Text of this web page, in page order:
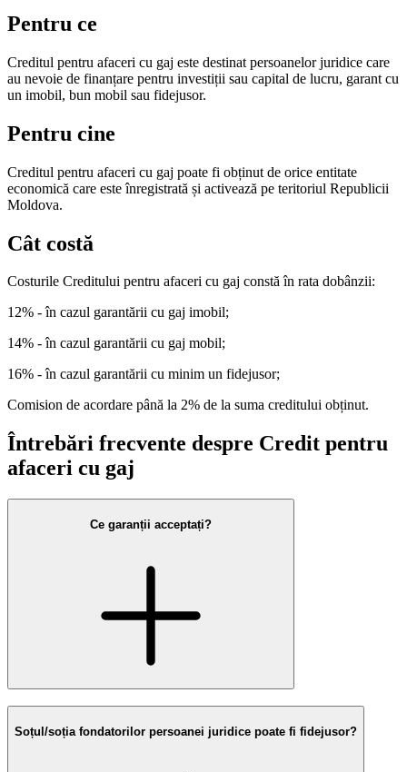
Pentru ce
Creditul pentru afaceri cu gaj este destinat persoanelor juridice care
au nevoie de finanțare pentru investiții sau capital de lucru, garant cu
un imobil, bun mobil sau fidejusor.
Pentru cine
Creditul pentru afaceri cu gaj poate fi obținut de orice entitate
economică care este înregistrată și activează pe teritoriul Republicii
Moldova.
Cât costă
Costurile Creditului pentru afaceri cu gaj constă în rata dobânzii:
12% - în cazul garantării cu gaj imobil;
14% - în cazul garantării cu gaj mobil;
16% - în cazul garantării cu minim un fidejusor;
Comision de acordare până la 2% de la suma creditului obținut.
Întrebări frecvente despre Credit pentru
afaceri cu gaj
Ce garanții acceptați?
Soțul/soția fondatorilor persoanei juridice poate fi fidejusor?